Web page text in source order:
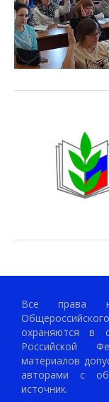
Все права
охраняются в
Российской
материалов
авторами с
источник.